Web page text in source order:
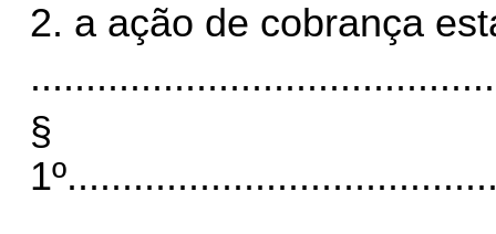
2. a ação de cobrança
§
1º